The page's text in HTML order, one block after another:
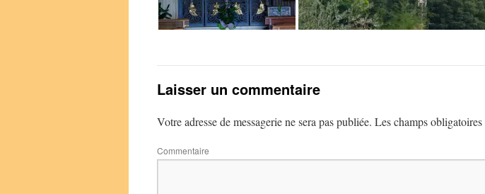
Laisser un commentaire
Votre adresse de messagerie ne sera pas publiée. Les champs
Commentaire